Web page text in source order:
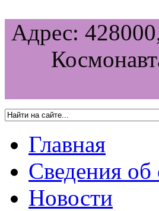
Адрес:
Главная
Сведения об
Новости